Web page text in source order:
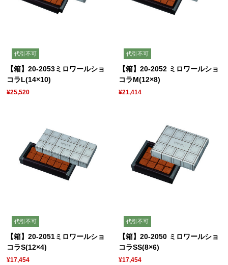
代引不可
【箱】20-2053ミロワールショ
コラL(14×10)
¥25,520
代引不可
【箱】20-2052 ミロワールショ
コラM(12×8)
¥21,414
代引不可
【箱】20-2051ミロワールショ
コラS(12×4)
¥17,454
代引不可
【箱】20-2050 ミロワールショ
コラSS(8×6)
¥17,454